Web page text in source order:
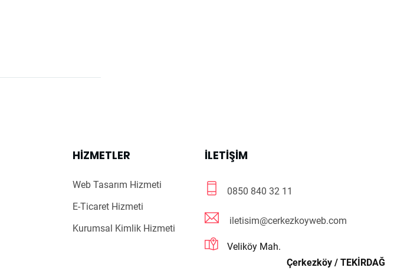
HIZMETLER
Web Tasarım Hizmeti
E-Ticaret Hizmeti
Kurumsal Kimlik Hizmeti
İLETIŞIM
0850 840 32 11
iletisim@cerkezkoyweb.com
Veliköy Mah.
Çerkezköy / TEKİRDAĞ